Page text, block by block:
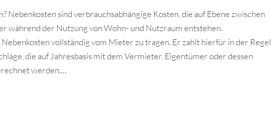
Nebenkosten sind verbrauchsabhängige Kosten, die auf Ebene zwischen
während der Nutzung von Wohn- und Nutzraum entstehen.
Nebenkosten vollständig vom Mieter zu tragen. Er zahlt hierfür in der Regel
die auf Jahresbasis mit dem Vermieter, Eigentümer oder dessen
werden.…